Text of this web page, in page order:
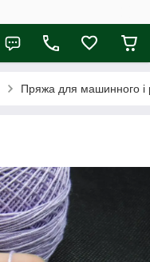
Пряжа для машинного і